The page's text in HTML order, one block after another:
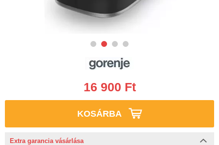
16 900 Ft
KOSÁRBA
Extra garancia vásárlása